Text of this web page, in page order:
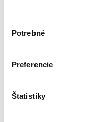
súhlasu
Potrebné
Preferencie
Štatistiky